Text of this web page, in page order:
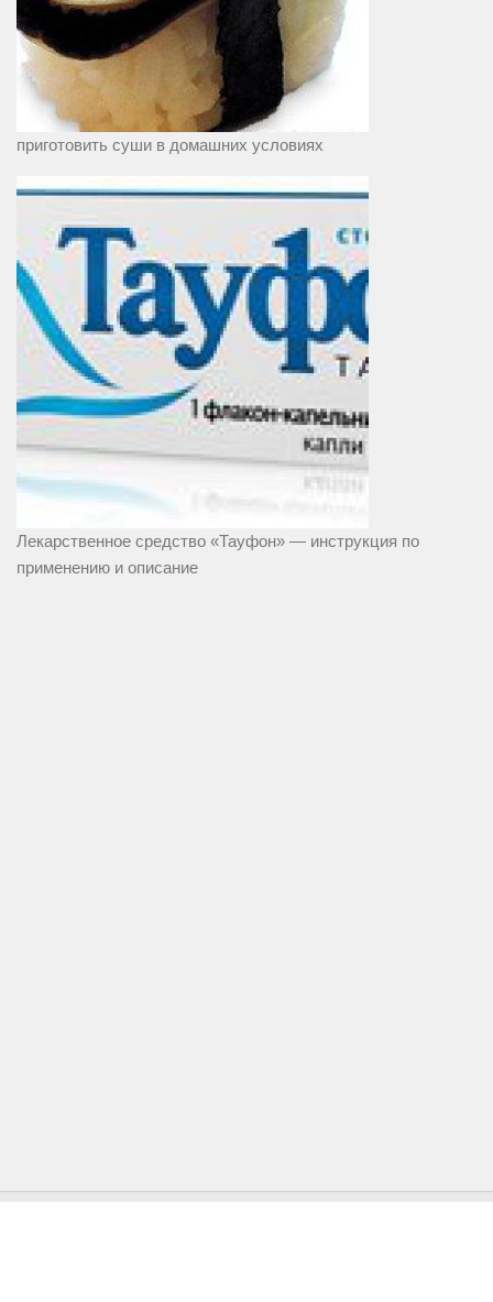
приготовить суши в домашних условиях
Лекарственное средство «Тауфон» — инструкция по
применению и описание